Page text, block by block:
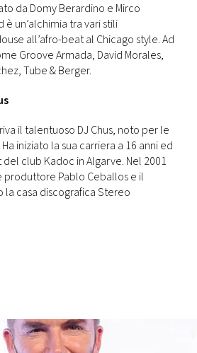
da Domy Berardino e Mirco
un’alchimia tra vari stili
all’afro-beat al Chicago style. Ad
Groove Armada, David Morales,
Tube & Berger.
il talentuoso DJ Chus, noto per le
iniziato la sua carriera a 16 anni ed
club Kadoc in Algarve. Nel 2001
produttore Pablo Ceballos e il
la casa discografica Stereo